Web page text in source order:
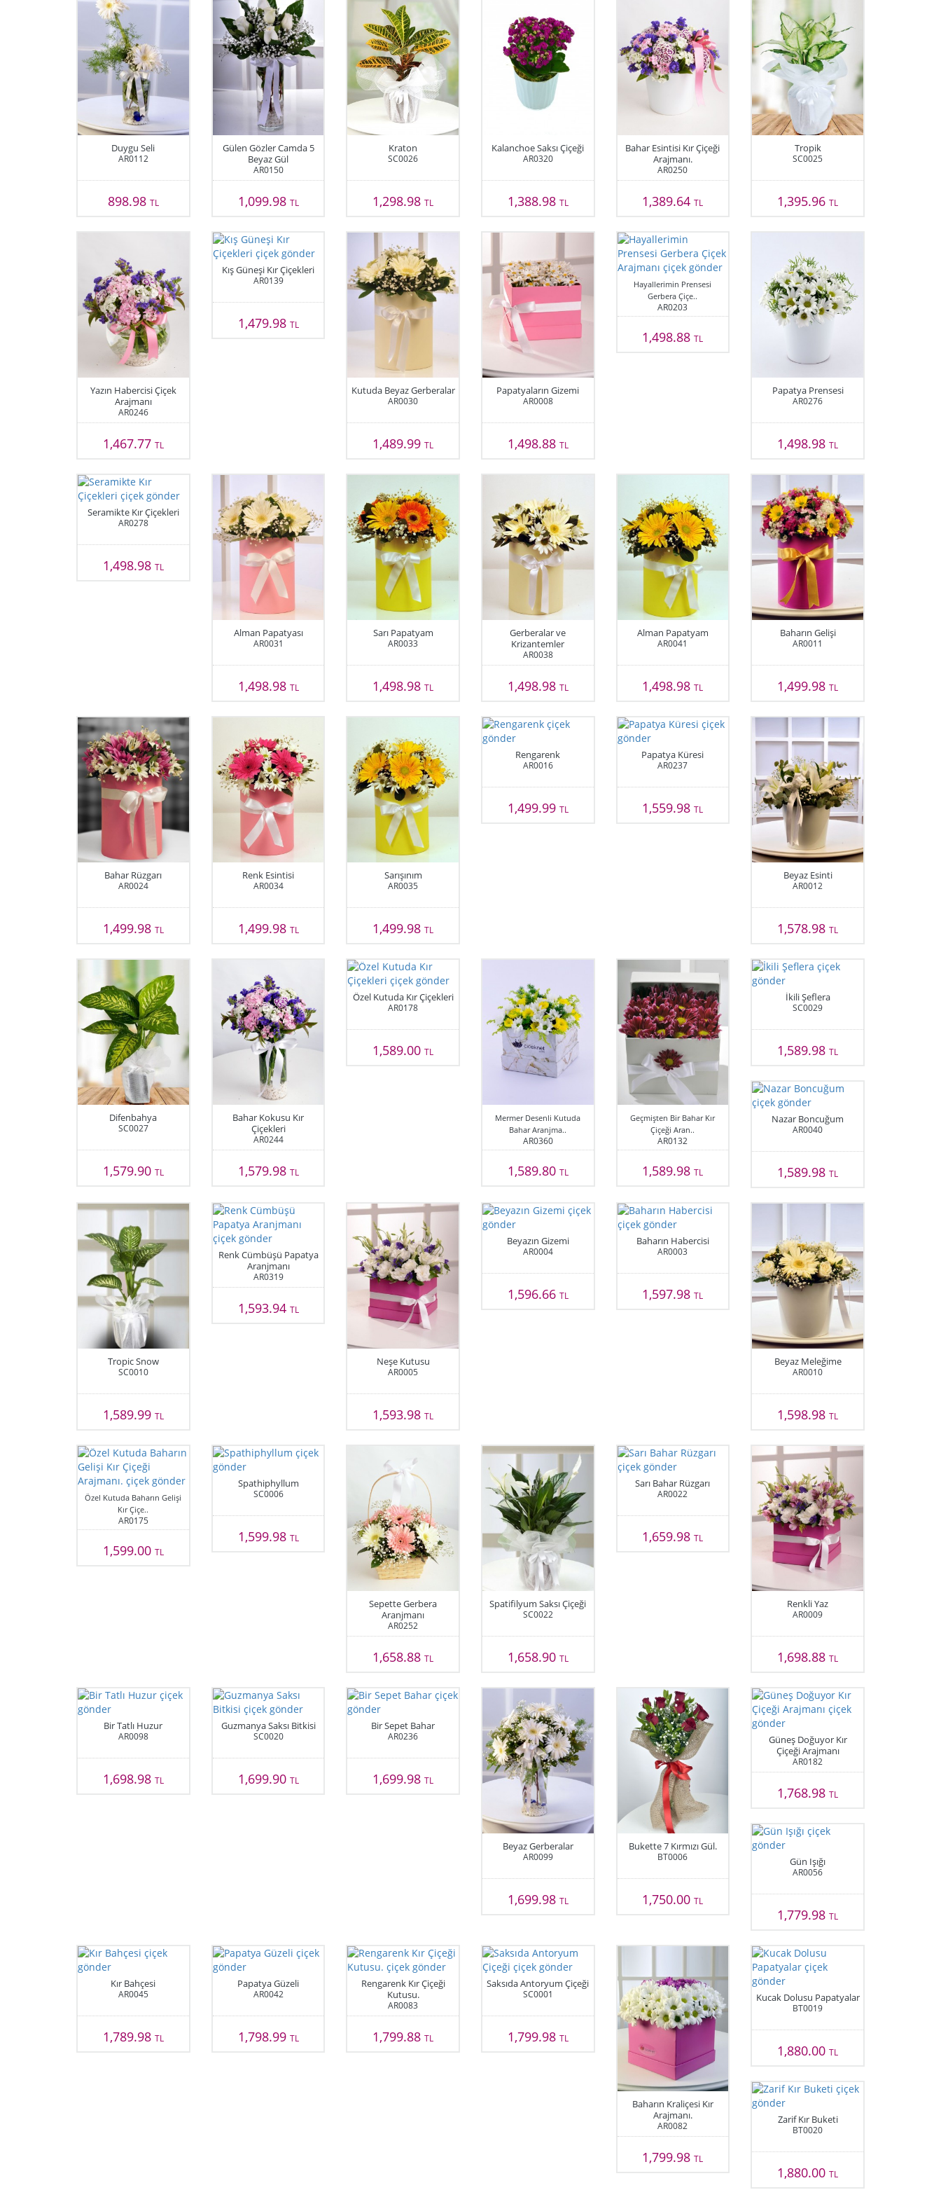
Duygu Seli
AR0112
898.98 TL
Gülen Gözler Camda 5
Beyaz Gül
AR0150
1,099.98 TL
Kraton
SC0026
1,298.98TL
Kalanchoe Saksı Çiçeği
AR0320
1,388.98 TL
Bahar Esintisi Kır Çiçeği
Arajmanı.
AR0250
1,389.64TL
Tropik
SC0025
1,395.96TL
Yazın Habercisi Çiçek
Arajmanı
AR0246
1,467.77 TL
Kış Güneşi Kır Çiçekleri
AR0139
1,479.98 TL
Kutuda Beyaz Gerberalar
AR0030
1,489.99TL
Papatyaların Gizemi
AR0008
1,498.88 TL
Hayallerimin Prensesi
Gerbera Çiçe..
AR0203
1,498.88TL
Papatya Prensesi
AR0276
1,498.98TL
Seramikte Kır Çiçekleri
AR0278
1,498.98 TL
Alman Papatyası
AR0031
1,498.98 TL
Sarı Papatyam
AR0033
1,498.98TL
Gerberalar ve
Krizantemler
AR0038
1,498.98 TL
Alman Papatyam
AR0041
1,498.98TL
Baharın Gelişi
AR0011
1,499.98TL
Bahar Rüzgarı
AR0024
1,499.98 TL
Renk Esintisi
AR0034
1,499.98 TL
Sarışınım
AR0035
1,499.98TL
Rengarenk
AR0016
1,499.99 TL
Papatya Küresi
AR0237
1,559.98TL
Beyaz Esinti
AR0012
1,578.98TL
Difenbahya
SC0027
1,579.90 TL
Bahar Kokusu Kır
Çiçekleri
AR0244
1,579.98 TL
Özel Kutuda Kır Çiçekleri
AR0178
1,589.00TL
Mermer Desenli Kutuda
Bahar Aranjma..
AR0360
1,589.80 TL
Geçmişten Bir Bahar Kır
Çiçeği Aran..
AR0132
1,589.98TL
İkili Şeflera
SC0029
1,589.98TL
Nazar Boncuğum
AR0040
1,589.98TL
Tropic Snow
SC0010
1,589.99 TL
Renk Cümbüşü Papatya
Aranjmanı
AR0319
1,593.94 TL
Neşe Kutusu
AR0005
1,593.98TL
Beyazın Gizemi
AR0004
1,596.66 TL
Baharın Habercisi
AR0003
1,597.98TL
Beyaz Meleğime
AR0010
1,598.98TL
Özel Kutuda Baharın Gelişi
Kır Çiçe..
AR0175
1,599.00 TL
Spathiphyllum
SC0006
1,599.98 TL
Sepette Gerbera
Aranjmanı
AR0252
1,658.88TL
Spatifilyum Saksı Çiçeği
SC0022
1,658.90 TL
Sarı Bahar Rüzgarı
AR0022
1,659.98TL
Renkli Yaz
AR0009
1,698.88TL
Bir Tatlı Huzur
AR0098
1,698.98 TL
Guzmanya Saksı Bitkisi
SC0020
1,699.90 TL
Bir Sepet Bahar
AR0236
1,699.98TL
Beyaz Gerberalar
AR0099
1,699.98 TL
Bukette 7 Kırmızı Gül.
BT0006
1,750.00TL
Güneş Doğuyor Kır
Çiçeği Arajmanı
AR0182
1,768.98TL
Gün Işığı
AR0056
1,779.98TL
Kır Bahçesi
AR0045
1,789.98 TL
Papatya Güzeli
AR0042
1,798.99 TL
Rengarenk Kır Çiçeği
Kutusu.
AR0083
1,799.88TL
Saksıda Antoryum Çiçeği
SC0001
1,799.98 TL
Baharın Kraliçesi Kır
Arajmanı.
AR0082
1,799.98TL
Kucak Dolusu Papatyalar
BT0019
1,880.00TL
Zarif Kır Buketi
BT0020
1,880.00TL